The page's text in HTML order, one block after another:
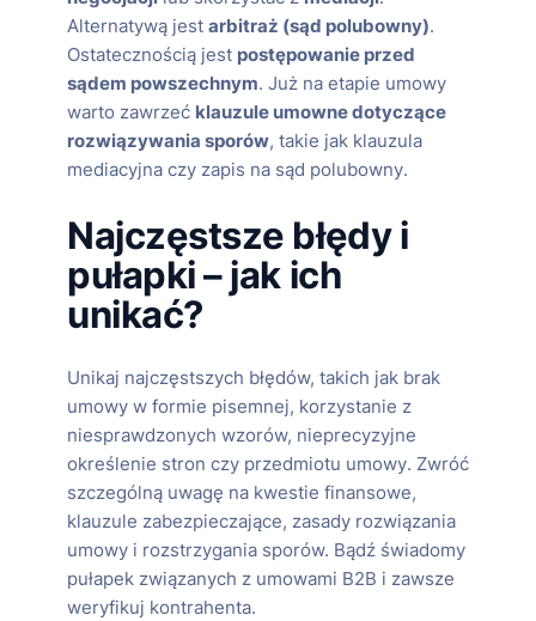
Alternatywą jest arbitraż (sąd polubowny).
Ostatecznością jest postępowanie przed
sądem powszechnym. Już na etapie umowy
warto zawrzeć klauzule umowne dotyczące
rozwiązywania sporów, takie jak klauzula
mediacyjna czy zapis na sąd polubowny.
Najczęstsze błędy i
pułapki – jak ich
unikać?
Unikaj najczęstszych błędów, takich jak brak
umowy w formie pisemnej, korzystanie z
niesprawdzonych wzorów, nieprecyzyjne
określenie stron czy przedmiotu umowy. Zwróć
szczególną uwagę na kwestie finansowe,
klauzule zabezpieczające, zasady rozwiązania
umowy i rozstrzygania sporów. Bądź świadomy
pułapek związanych z umowami B2B i zawsze
weryfikuj kontrahenta.